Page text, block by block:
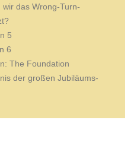
das Wrong-Turn-
5
6
The Foundation
der großen Jubiläums-